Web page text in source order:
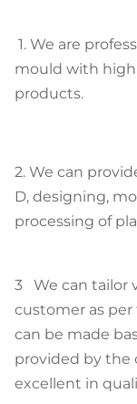
1. We are
mould with
products.
2. We can
D, designing,
processing of
3 We can tailor
customer as
can be made
provided by the
excellent in